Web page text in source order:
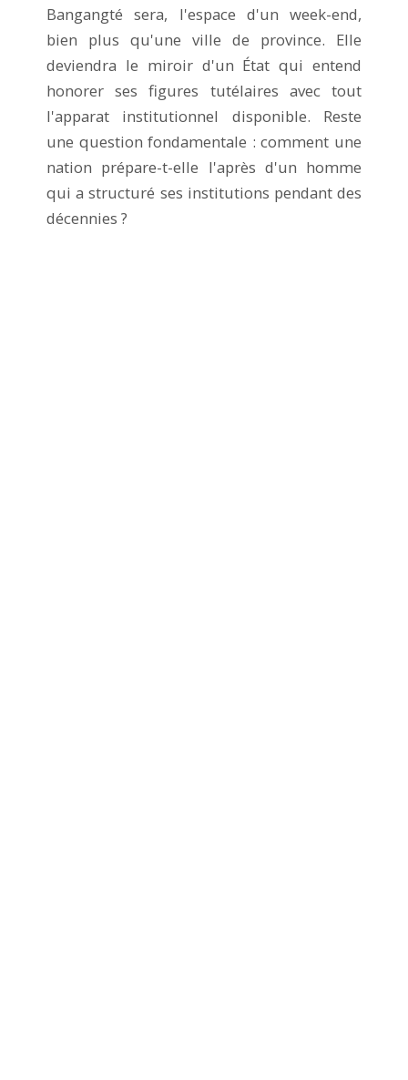
Bangangté sera, l'espace d'un week-end,
bien plus qu'une ville de province. Elle
deviendra le miroir d'un État qui entend
honorer ses figures tutélaires avec tout
l'apparat institutionnel disponible. Reste
une question fondamentale : comment une
nation prépare-t-elle l'après d'un homme
qui a structuré ses institutions pendant des
décennies ?